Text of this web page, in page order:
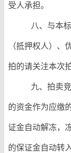
受人承担。
八、与本
（抵押权人）、
拍的请关注本次
九、拍卖
的资金作为应缴
证金自动解冻，
的保证金自动转